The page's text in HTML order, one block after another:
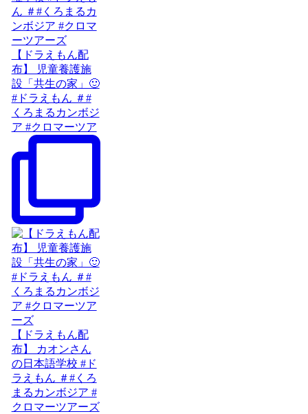
【ドラえもん配
布】 児童養護施
設「共生の家」🙂
#ドラえもん ＃#
くろまるカンボジ
ア #クロマーツア
【ドラえもん配
布】 カオンさん
の日本語学校 #ド
ラえもん ＃#くろ
まるカンボジア #
クロマーツアーズ